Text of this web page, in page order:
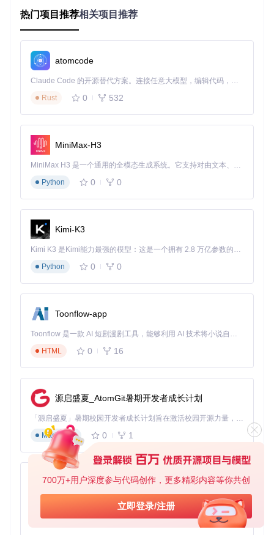
700万+用户深度参与代码创作，更多精彩内容等你共创
立即登录/注册
备好了跨越8位世界，向32位微控制器迈进，那么这个项目就
点击此处开始你的第一个教训
项目地址：
https://gitcode.com/gh_mirrors/st/STM32_tutorials
热门项目推荐相关项目推荐
atomcode
Claude Code 的开源替代方案。连接任意大模型，编辑代码，运行命令，自动验证 — 全自动执行。用 Rust 构建，极致性能。 ｜ An open-source alternative to Claude Code. Connect any LLM, edit code, run commands, and verify changes — autonomously. Built in Rust for speed. Get Started
Rust
0 532
MiniMax-H3
MiniMax H3 是一个通用的全模态生成系统。它支持对由文本、图像、视频和音频组成的多模态上下文进行统一理解，并能生成分辨率高达 2K、时长可达 15 秒的带原生立体声音频的视频。得益于面向任务泛化的系统设计，H3 在预训练阶段就已具备广泛的多模态上下文理解与生成能力，能够出色地执行复杂的多模态指令。
Python
0 0
Kimi-K3
Kimi K3 是Kimi能力最强的模型：这是一个拥有 2.8 万亿参数的混合专家（MoE）模型，具备原生视觉理解能力，并支持 100 万 token 的上下文窗口。
Python
0 0
Toonflow-app
Toonflow 是一款 AI 短剧漫剧工具，能够利用 AI 技术将小说自动转化为剧本，并结合 AI 生成的图片和视频，实现高效的短剧创作。借助 Toonflow，可以轻松完成从文字到影像的全流程，让短剧制作变得更加智能与便捷。
HTML
0 16
源启盛夏_AtomGit暑期开发者成长计划
「源启盛夏」暑期校园开发者成长计划旨在激活校园开源力量，通过积分激励、认证扶持、资源倾斜等形式，引导高校组织和开发者完成「入驻 — 建项目 — 做贡献 — 获认证 — 得资源」的完整闭环。无论你是想带领社团入驻平台的组织者，还是希望用代码贡献证明自己的开发者，都能在这里找到属于你的成长路径。
Markdown
0 1
AionUi
免费、本地、开源的 24/7 全天候 Cowork 应用，以及适用于 Gemini CLI、Claude Code、Codex、OpenCode、Qwen Code、Goose CLI、Auggie 等的 OpenClaw | 🌟 喜欢就点star吧
TypeScript
0 6